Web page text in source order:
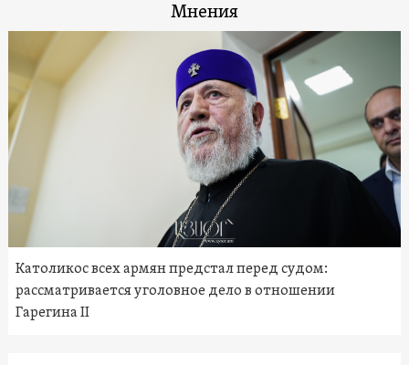
Мнения
Католикос всех армян предстал перед судом:
рассматривается уголовное дело в отношении
Гарегина II